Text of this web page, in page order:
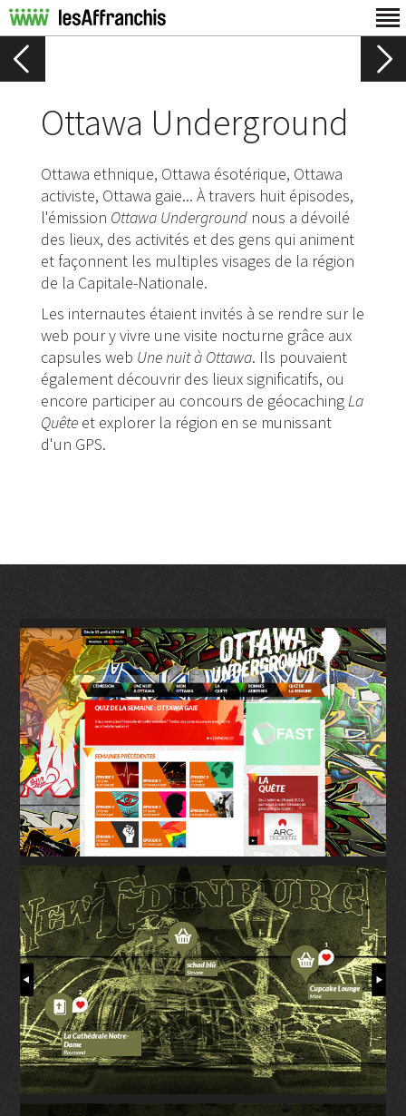
Ottawa Underground
Ottawa ethnique, Ottawa ésotérique, Ottawa
activiste, Ottawa gaie... À travers huit épisodes,
l'émission Ottawa Undergroundnous a dévoilé
des lieux, des activités et des gens qui animent
et façonnent les multiples visages de la région
de la Capitale-Nationale.
Les internautes étaient invités à se rendre sur le
web pour y vivre une visite nocturne grâce aux
capsules web Une nuit à Ottawa. Ils pouvaient
également découvrir des lieux significatifs, ou
encore participer au concours de géocachingLa
Quêteet explorer la région en se munissant
d'un GPS.